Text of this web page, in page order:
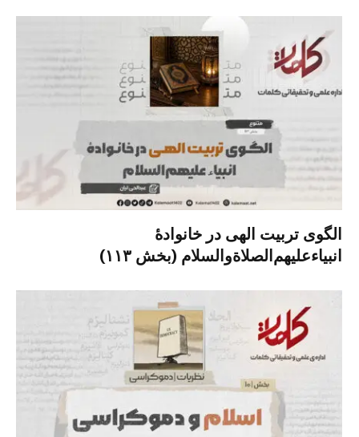
الگوی تربیت الهی در خانوادۀ
انبیاءعلیهم‌الصلاةو‌السلام (بخش ۱۱۳)